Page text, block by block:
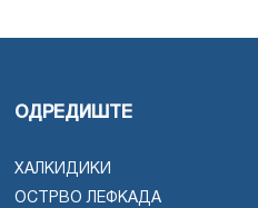
ОДРЕДИШТЕ
ХАЛКИДИКИ
ОСТРВО ЛЕФКАДА